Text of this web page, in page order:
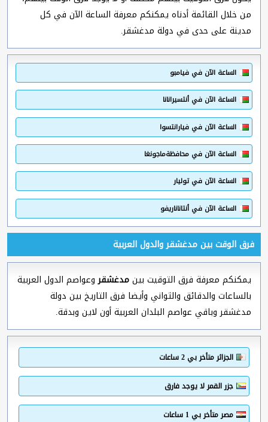
من خلال القائمة أدناه يمكنكم معرفة الساعة الآن في كل
مدينة على حدى في دولة مدغشقر.
الساعة الآن في فيامبو
الساعة الآن في أنتسيرانانا
الساعة الآن في فيارانتسوا
الساعة الآن في محافظةماجونغا
الساعة الآن في توليار
الساعة الآن في أنتاناناريفو
فرق الوقت بين مدغشقر والدول العربية
يمكنكم معرفة فرق التوقيت بينمدغشقروعواصم الدول العربية
بالساعات والدقائق والثواني وأيضا فرق التاريخ بين دولة
مدغشقر وباقي عواصم البلدان العربية أون لاين وبدقة.
الجزائر متأخر بي 2 ساعات
جزر القمر لا يوجد فارق
مصر متأخر بي 1 ساعات